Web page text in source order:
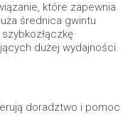
które zapewnia
średnica gwintu
dużej wydajności.
doradztwo i pomoc